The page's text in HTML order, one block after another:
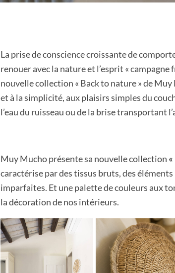
La prise de conscience croissante de
renouer avec la nature et l’esprit « campagne
nouvelle collection « Back to nature » de
et à la simplicité, aux plaisirs simples du
l’eau du ruisseau ou de la brise transportant
Muy Mucho présente sa nouvelle collection
caractérise par des tissus bruts, des
imparfaites. Et une palette de couleurs aux
la décoration de nos intérieurs.